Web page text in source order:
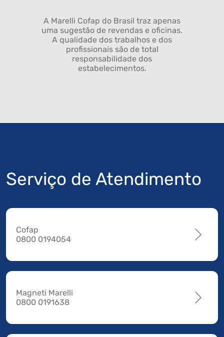
A Marelli Cofap do Brasil traz apenas
uma sugestão de revendas e oficinas.
A qualidade dos trabalhos e dos
profissionais são de total
responsabilidade dos
estabelecimentos.
Serviço de Atendimento
Cofap
0800 0194054
Magneti Marelli
0800 0191638